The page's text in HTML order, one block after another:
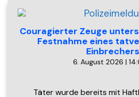
Couragierter Zeuge
Festnahme eines
Einbrechers
6. August 2026 |
Täter wurde bereits mit